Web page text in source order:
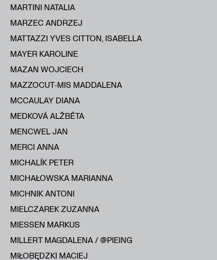
MARTINI NATALIA
MARZEC ANDRZEJ
MATTAZZI YVES CITTON, ISABELLA
MAYER KAROLINE
MAZAN WOJCIECH
MAZZOCUT‑MIS MADDALENA
MCCAULAY DIANA
MEDKOVÁ ALŽBĔTA
MENCWEL JAN
MERCI ANNA
MICHALÍK PETER
MICHAŁOWSKA MARIANNA
MICHNIK ANTONI
MIELCZAREK ZUZANNA
MIESSEN MARKUS
MILLERT MAGDALENA / @PIEING
MIŁOBĘDZKI MACIEJ